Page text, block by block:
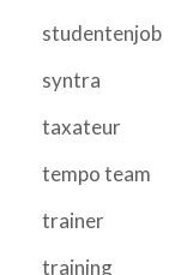
studentenjob
syntra
taxateur
tempo team
trainer
training